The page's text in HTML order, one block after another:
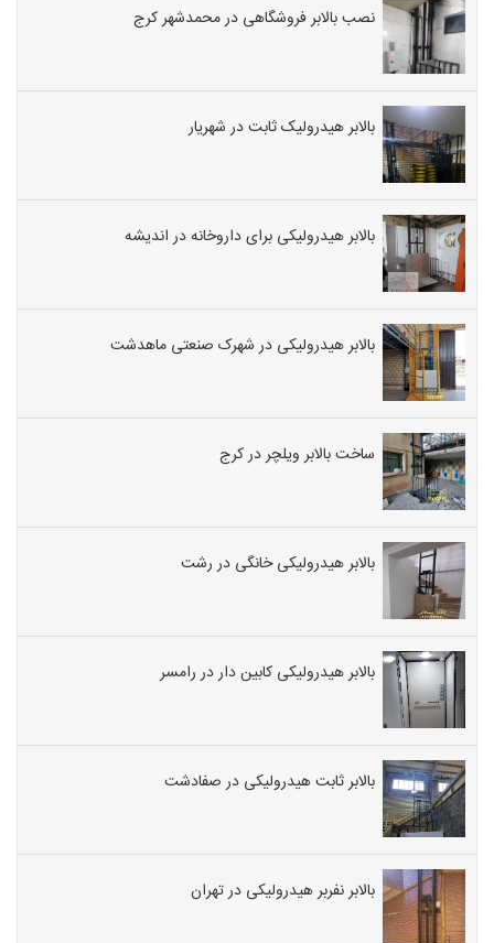
نصب بالابر فروشگاهی در محمدشهر کرج
بالابر هیدرولیک ثابت در شهریار
بالابر هیدرولیکی برای داروخانه در اندیشه
بالابر هیدرولیکی در شهرک صنعتی ماهدشت
ساخت بالابر ویلچر در کرج
بالابر هیدرولیکی خانگی در رشت
بالابر هیدرولیکی کابین دار در رامسر
بالابر ثابت هیدرولیکی در صفادشت
بالابر نفربر هیدرولیکی در تهران